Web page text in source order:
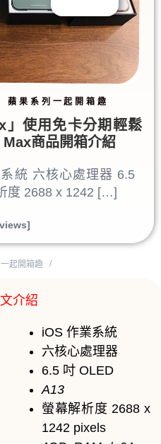
蘋果系列一起開箱趣
」使用免卡分期輕鬆
商品開箱介紹
統 六核心處理器 6.5
度 2688 x 1242 […]
起開箱趣 /
介紹
iOS 作業系統
六核心處理器
6.5 吋 OLED
A13
螢幕解析度 2688 x
1242 pixels